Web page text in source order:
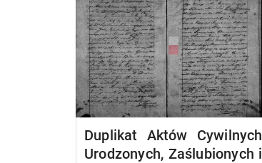
Duplikat Aktów Cywilnych
Urodzonych, Zaślubionych i